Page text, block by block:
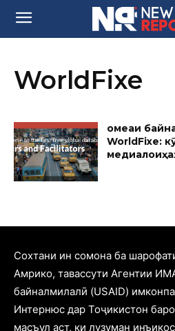
WorldFixe
Ҷомеаи
WorldFixe:
Cохтани ин сомона ба
Амрико, тавассути Агентии
байналмилалӣ (USAID)
Интернюс дар Тоҷикистон
масъул аст, ки лузуман